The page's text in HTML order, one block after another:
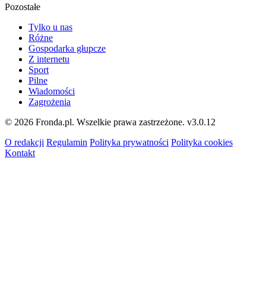
Pozostałe
Tylko u nas
Różne
Gospodarka głupcze
Z internetu
Sport
Pilne
Wiadomości
Zagrożenia
© 2026 Fronda.pl. Wszelkie prawa zastrzeżone. v3.0.12
O redakcji Regulamin Polityka prywatności Polityka cookies
Kontakt